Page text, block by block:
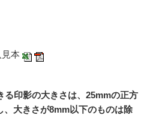
見本
る印影の大きさは、25mmの正方
、大きさが8mm以下のものは除